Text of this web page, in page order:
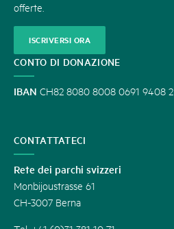
offerte.
ISCRIVERSI ORA
CONTO DI DONAZIONE
IBAN CH82 8080 8008 0691 9408 2
CONTATTATECI
Rete dei parchi svizzeri
Monbijoustrasse 61
CH-3007 Berna